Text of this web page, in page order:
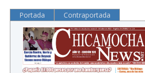
Portada Contraportada